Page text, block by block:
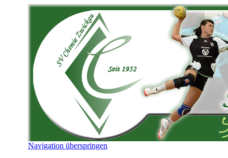
Navigation überspringen